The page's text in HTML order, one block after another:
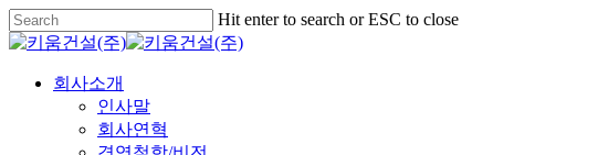
Skip
to
main
content
Hit enter to search or ESC to close
Close
Menu
회사소개
인사말
회사연혁